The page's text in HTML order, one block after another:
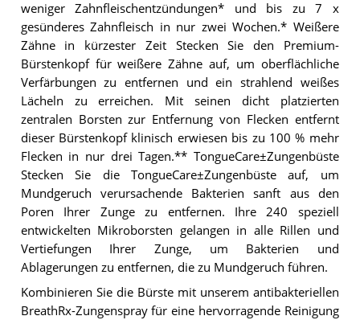
weniger Zahnfleischentzündungen* und bis zu 7 x
gesünderes Zahnfleisch in nur zwei Wochen.* Weißere
Zähne in kürzester Zeit Stecken Sie den Premium-
Bürstenkopf für weißere Zähne auf, um oberflächliche
Verfärbungen zu entfernen und ein strahlend weißes
Lächeln zu erreichen. Mit seinen dicht platzierten
zentralen Borsten zur Entfernung von Flecken entfernt
dieser Bürstenkopf klinisch erwiesen bis zu 100 % mehr
Flecken in nur drei Tagen.** TongueCare±Zungenbüste
Stecken Sie die TongueCare±Zungenbüste auf, um
Mundgeruch verursachende Bakterien sanft aus den
Poren Ihrer Zunge zu entfernen. Ihre 240 speziell
entwickelten Mikroborsten gelangen in alle Rillen und
Vertiefungen Ihrer Zunge, um Bakterien und
Ablagerungen zu entfernen, die zu Mundgeruch führen.
Kombinieren Sie die Bürste mit unserem antibakteriellen
BreathRx-Zungenspray für eine hervorragende Reinigung